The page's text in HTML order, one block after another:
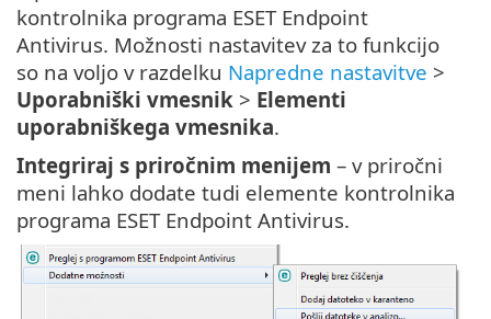
kontrolnika programa ESET Endpoint
Antivirus. Možnosti nastavitev za to funkcijo
so na voljo v razdelku Napredne nastavitve >
Uporabniški vmesnik > Elementi
uporabniškega vmesnika.
Integriraj s priročnim menijem – v priročni
meni lahko dodate tudi elemente kontrolnika
programa ESET Endpoint Antivirus.